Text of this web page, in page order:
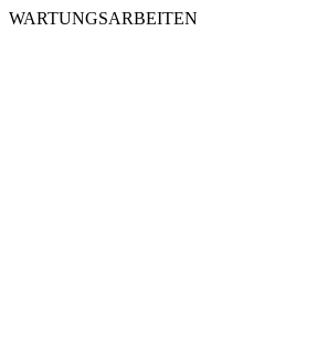
WARTUNGSARBEITEN